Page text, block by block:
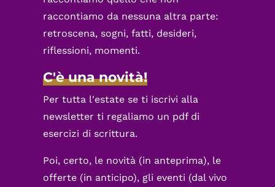
raccontiamo da nessuna altra parte:
retroscena, sogni, fatti, desideri,
riflessioni, momenti.
C'è una novità!
Per tutta l'estate se ti iscrivi alla
newsletter ti regaliamo un pdf di
esercizi di scrittura.
Poi, certo, le novità (in anteprima), le
offerte (in anticipo), gli eventi (dal vivo